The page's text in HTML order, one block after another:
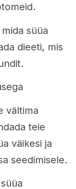
süüa
dieeti, mis
vältima
teie
väikesi ja
seedimisele.